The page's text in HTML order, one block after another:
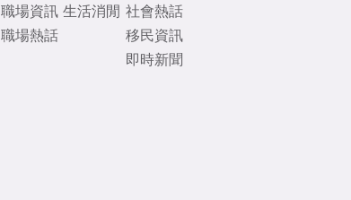
職場資訊
職場熱話
生活消閒 社會熱話
移民資訊
即時新聞